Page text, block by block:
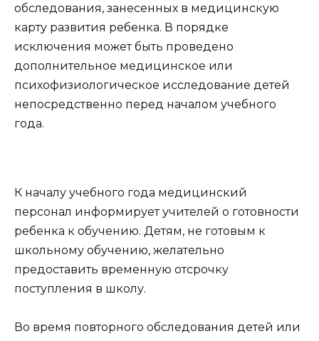
обследования, занесенных в медицинскую
карту развития ребенка. В порядке
исключения может быть проведено
дополнительное медицинское или
психофизиологическое исследование детей
непосредственно перед началом учебного
года.
К началу учебного года медицинский
персонал информирует учителей о готовности
ребенка к обучению. Детям, не готовым к
школьному обучению, желательно
предоставить временную отсрочку
поступления в школу.
Во время повторного обследования детей или